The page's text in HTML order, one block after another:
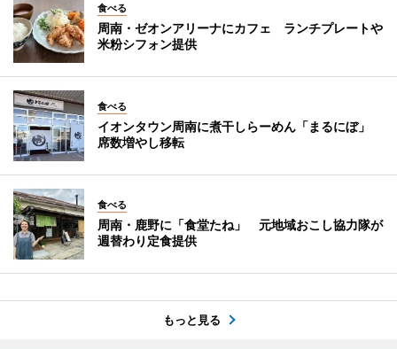
食べる
周南・ゼオンアリーナにカフェ ランチプレートや
米粉シフォン提供
食べる
イオンタウン周南に煮干しらーめん「まるにぼ」
席数増やし移転
食べる
周南・鹿野に「食堂たね」 元地域おこし協力隊が
週替わり定食提供
もっと見る